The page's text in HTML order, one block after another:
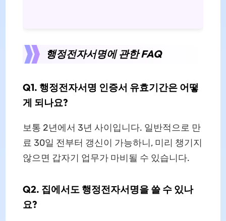
행정전자서명에 관한 FAQ
Q1. 행정전자서명 인증서 유효기간은 어떻
게 되나요?
보통 2년에서 3년 사이입니다. 일반적으로 만
료 30일 전부터 갱신이 가능하니, 미리 챙기지
않으면 갑자기 업무가 마비될 수 있습니다.
Q2. 집에서도 행정전자서명을 쓸 수 있나
요?